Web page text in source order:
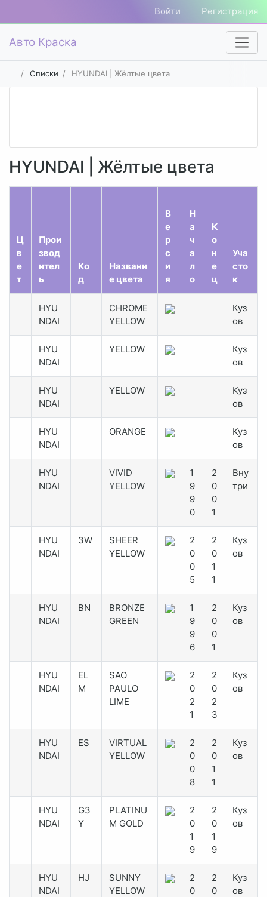
Войти Регистрация
Авто Краска
Списки HYUNDAI | Жёлтые цвета
HYUNDAI | Жёлтые цвета
Ц
в
е
т
Прои
звод
ител
ь
Ко
д
Названи
е цвета
В
е
р
с
и
я
Н
а
ч
а
л
о
К
о
н
е
ц
Уча
сто
к
HYU
NDAI
CHROME
YELLOW
Куз
ов
HYU
NDAI
YELLOW
Куз
ов
HYU
NDAI
YELLOW
Куз
ов
HYU
NDAI
ORANGE
Куз
ов
HYU
NDAI
VIVID
YELLOW
1
9
9
0
2
0
0
1
Вну
три
HYU
NDAI
3W
SHEER
YELLOW
2
0
0
5
2
0
1
1
Куз
ов
HYU
NDAI
BN
BRONZE
GREEN
1
9
9
6
2
0
0
1
Куз
ов
HYU
NDAI
EL
M
SAO
PAULO
LIME
2
0
2
1
2
0
2
3
Куз
ов
HYU
NDAI
ES
VIRTUAL
YELLOW
2
0
0
8
2
0
1
1
Куз
ов
HYU
NDAI
G3
Y
PLATINU
M GOLD
2
0
1
9
2
0
1
9
Куз
ов
HYU
NDAI
HJ
SUNNY
YELLOW
2
0
2
0
Куз
ов